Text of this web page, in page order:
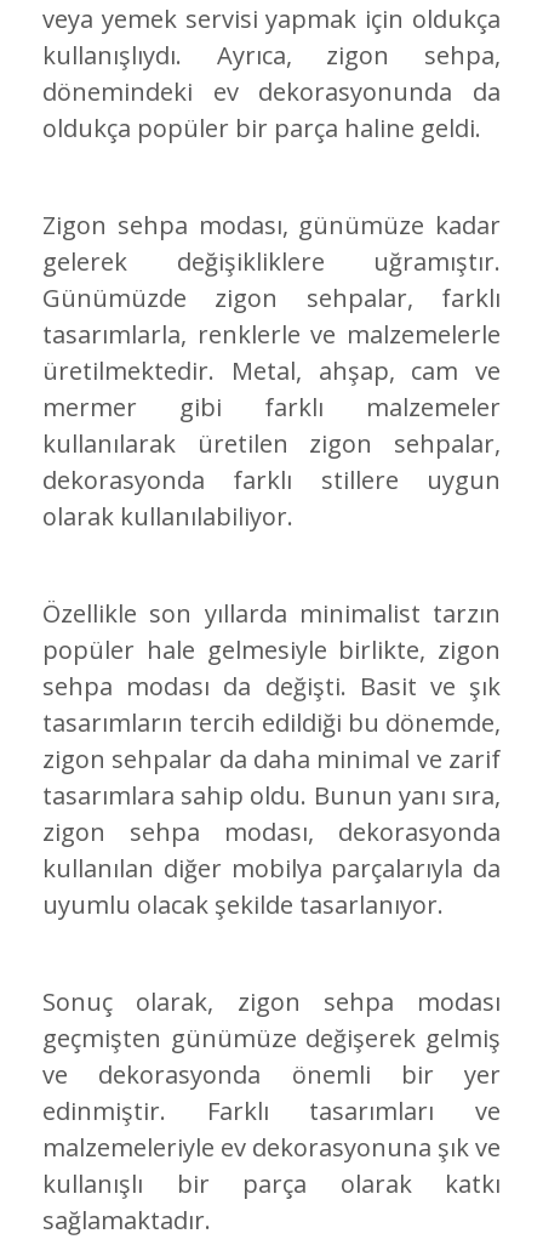
veya yemek servisi yapmak için oldukça
kullanışlıydı. Ayrıca, zigon sehpa,
dönemindeki ev dekorasyonunda da
oldukça popüler bir parça haline geldi.
Zigon sehpa modası, günümüze kadar
gelerek değişikliklere uğramıştır.
Günümüzde zigon sehpalar, farklı
tasarımlarla, renklerle ve malzemelerle
üretilmektedir. Metal, ahşap, cam ve
mermer gibi farklı malzemeler
kullanılarak üretilen zigon sehpalar,
dekorasyonda farklı stillere uygun
olarak kullanılabiliyor.
Özellikle son yıllarda minimalist tarzın
popüler hale gelmesiyle birlikte, zigon
sehpa modası da değişti. Basit ve şık
tasarımların tercih edildiği bu dönemde,
zigon sehpalar da daha minimal ve zarif
tasarımlara sahip oldu. Bunun yanı sıra,
zigon sehpa modası, dekorasyonda
kullanılan diğer mobilya parçalarıyla da
uyumlu olacak şekilde tasarlanıyor.
Sonuç olarak, zigon sehpa modası
geçmişten günümüze değişerek gelmiş
ve dekorasyonda önemli bir yer
edinmiştir. Farklı tasarımları ve
malzemeleriyle ev dekorasyonuna şık ve
kullanışlı bir parça olarak katkı
sağlamaktadır.